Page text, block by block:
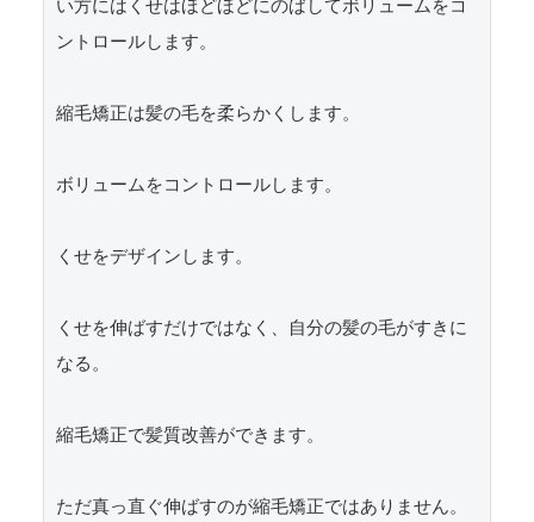
い方にはくせはほどほどにのばしてボリュームをコ
ントロールします。
縮毛矯正は髪の毛を柔らかくします。
ボリュームをコントロールします。
くせをデザインします。
くせを伸ばすだけではなく、自分の髪の毛がすきに
なる。
縮毛矯正で髪質改善ができます。
ただ真っ直ぐ伸ばすのが縮毛矯正ではありません。